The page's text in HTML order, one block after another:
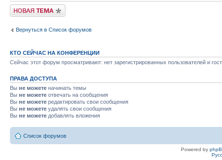
Новая тема
Вернуться в Список форумов
КТО СЕЙЧАС НА КОНФЕРЕНЦИИ
Сейчас этот форум просматривают: нет зарегистрированных пользователей и
ПРАВА ДОСТУПА
Вы не можете начинать темы
Вы не можете отвечать на сообщения
Вы не можете редактировать свои сообщения
Вы не можете удалять свои сообщения
Вы не можете добавлять вложения
Список форумов
Powered by